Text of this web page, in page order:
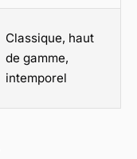
Classique, haut
de gamme,
intemporel